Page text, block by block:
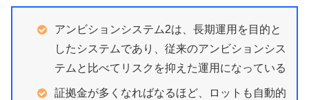
アンビションシステム2は、長期運用を目的と
したシステムであり、従来のアンビションシス
テムと比べてリスクを抑えた運用になっている
証拠金が多くなればなるほど、ロットも自動的